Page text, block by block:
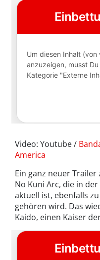
Video: Youtube /
America
Ein ganz neuer Trailer
No Kuni Arc, die in
aktuell ist, ebenfalls
gehören wird. Das
Kaido, einen Kaiser